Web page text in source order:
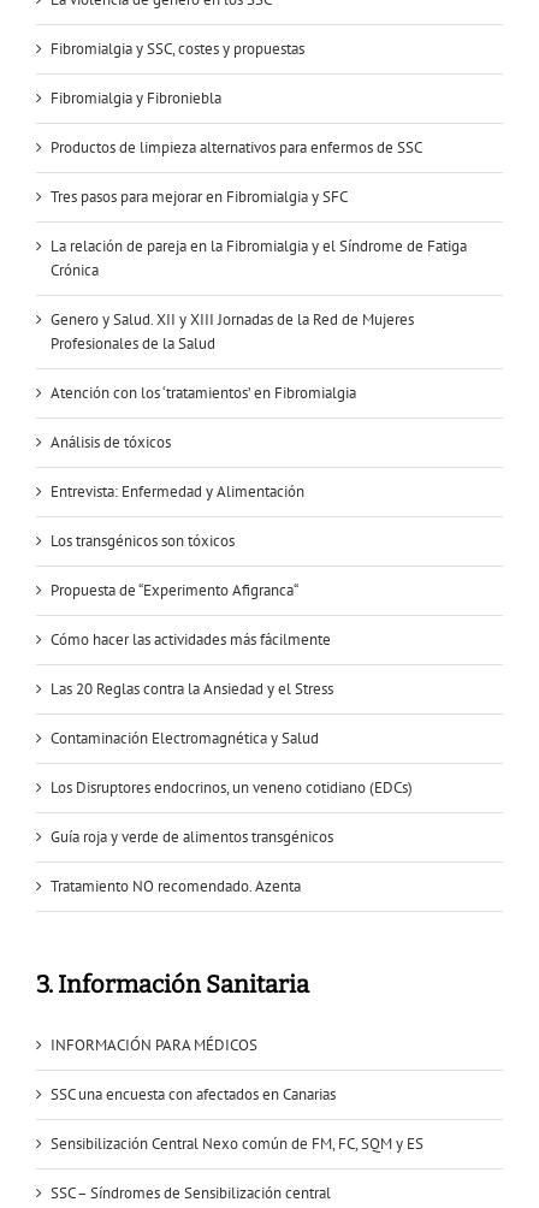
Fibromialgia y SSC, costes y propuestas
Fibromialgia y Fibroniebla
Productos de limpieza alternativos para enfermos de SSC
Tres pasos para mejorar en Fibromialgia y SFC
La relación de pareja en la Fibromialgia y el Síndrome de Fatiga
Crónica
Genero y Salud. XII y XIII Jornadas de la Red de Mujeres
Profesionales de la Salud
Atención con los ‘tratamientos’ en Fibromialgia
Análisis de tóxicos
Entrevista: Enfermedad y Alimentación
Los transgénicos son tóxicos
Propuesta de “Experimento Afigranca“
Cómo hacer las actividades más fácilmente
Las 20 Reglas contra la Ansiedad y el Stress
Contaminación Electromagnética y Salud
Los Disruptores endocrinos, un veneno cotidiano (EDCs)
Guía roja y verde de alimentos transgénicos
Tratamiento NO recomendado. Azenta
3. Información Sanitaria
INFORMACIÓN PARA MÉDICOS
SSC una encuesta con afectados en Canarias
Sensibilización Central Nexo común de FM, FC, SQM y ES
SSC – Síndromes de Sensibilización central